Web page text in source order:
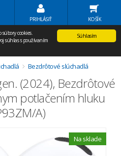
Volať Agem
PRIHLÁSIŤ KOŠÍK
Súhlasím
cookies.
súhlas s používaním
Bezdrôtové slúchadlá
(2024), Bezdrôtové
potlačením hluku
A)
Na sklade